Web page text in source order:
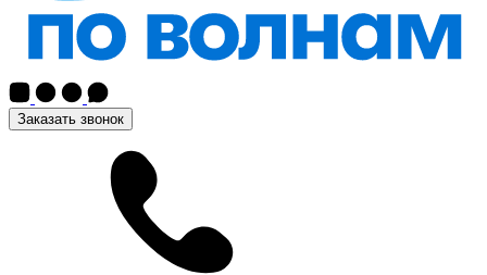
Заказать звонок